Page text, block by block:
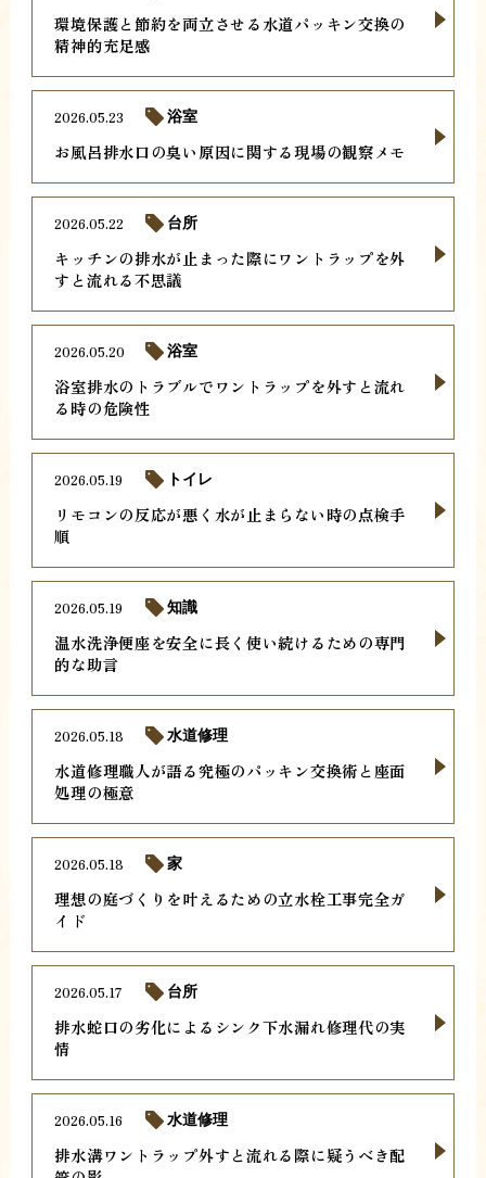
環境保護と節約を両立させる水道パッキン交換の
精神的充足感
お風呂排水口の臭い原因に関する現場の観察メモ
2026.05.23 浴室
キッチンの排水が止まった際にワントラップを外
すと流れる不思議
2026.05.22 台所
浴室排水のトラブルでワントラップを外すと流れ
る時の危険性
2026.05.20 浴室
リモコンの反応が悪く水が止まらない時の点検手
順
2026.05.19 トイレ
温水洗浄便座を安全に長く使い続けるための専門
的な助言
2026.05.19 知識
水道修理職人が語る究極のパッキン交換術と座面
処理の極意
2026.05.18 水道修理
理想の庭づくりを叶えるための立水栓工事完全ガ
イド
2026.05.18 家
排水蛇口の劣化によるシンク下水漏れ修理代の実
情
2026.05.17 台所
排水溝ワントラップ外すと流れる際に疑うべき配
2026.05.16 水道修理